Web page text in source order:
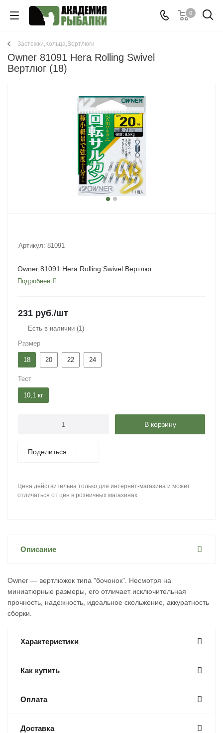
0
Застежки,Кольца,Вертлюги
Owner 81091 Hera Rolling Swivel
Вертлюг (18)
Артикул: 81091
Owner 81091 Hera Rolling Swivel Вертлюг
Подробнее
231 руб./шт
Есть в наличии (1)
Размер
18 20 22 24
Тест
10,1 кг
В корзину
Поделиться
Цена действительна только для интернет-магазина и может
отличаться от цен в розничных магазинах
Описание
Owner — вертлюжок типа "бочонок". Несмотря на
миниатюрные размеры, его отличает исключительная
прочность, надежность, идеальное скольжение, аккуратность
сборки.
Характеристики
Как купить
Оплата
Доставка